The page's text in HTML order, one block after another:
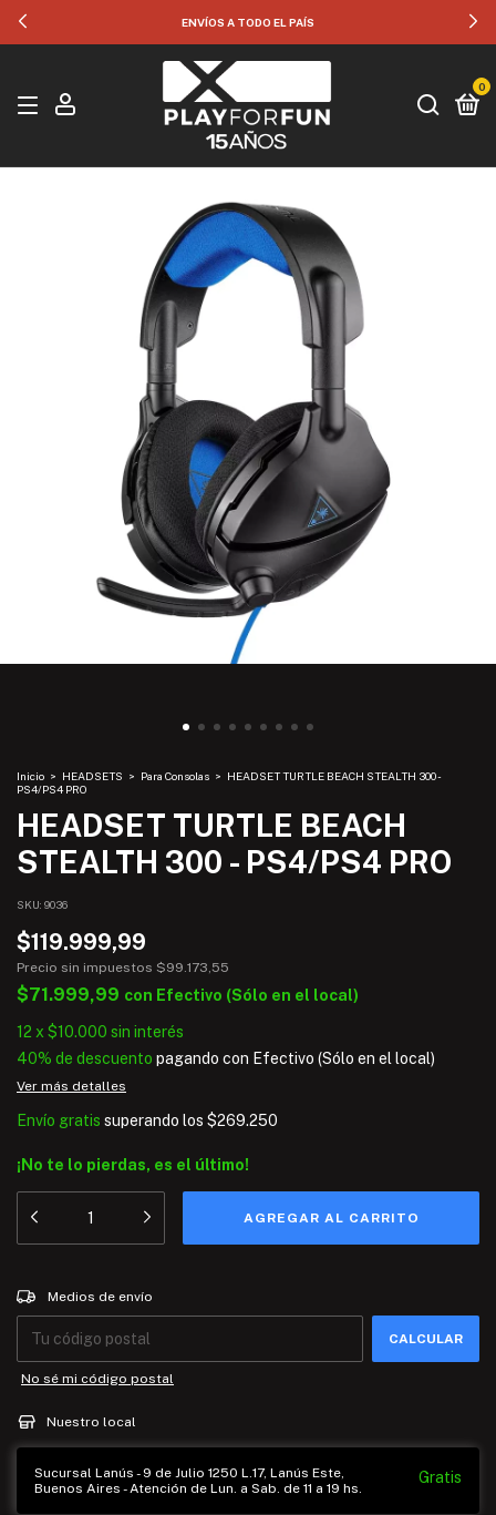
ENVÍOS A TODO EL PAÍS
0
Inicio > HEADSETS > Para Consolas > HEADSET TURTLE BEACH STEALTH 300 -
PS4/PS4 PRO
HEADSET TURTLE BEACH
STEALTH 300 - PS4/PS4 PRO
SKU: 9036
$119.999,99
Precio sin impuestos $99.173,55
$71.999,99 con Efectivo (Sólo en el local)
12 x $10.000 sin interés
40% de descuento pagando con Efectivo (Sólo en el local)
Ver más detalles
Envío gratis superando los $269.250
¡No te lo pierdas, es el último!
Entregas para el CP:
Medios de envío
CALCULAR
No sé mi código postal
Nuestro local
Sucursal Lanús - 9 de Julio 1250 L.17, Lanús Este,
Buenos Aires - Atención de Lun. a Sab. de 11 a 19 hs.
Gratis